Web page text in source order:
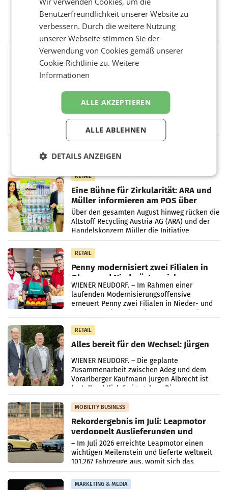
BEWERTEN SIE DIESEN ARTIKEL
FacebookTwitter
RETAIL
Eine Bühne für Zirkularität: ARA und
Müller informieren am POS über
Kreislauffähigkeit
Über den gesamten August hinweg rücken die
Altstoff Recycling Austria AG (ARA) und der
Handelskonzern Müller die Initiative
„Kreislauf-Helden“ in allen österreichischen
Müller-Filialen
RETAIL
Penny modernisiert zwei Filialen in
Ober- und Niederösterreich
WIENER NEUDORF. – Im Rahmen einer
laufenden Modernisierungsoffensive
erneuert Penny zwei Filialen in Nieder- und
RETAIL
Alles bereit für den Wechsel: Jürgen
Albrecht setzt ab 1.1.2027 auf Adeg
WIENER NEUDORF. – Die geplante
Zusammenarbeit zwischen Adeg und dem
Vorarlberger Kaufmann Jürgen Albrecht ist
kartellrechtlich freigegeben: Die
Bundeswettbewerbsbehörde und der
Bundeskartellanwalt
MOBILITY BUSINESS
Rekordergebnis im Juli: Leapmotor
verdoppelt Auslieferungen und
überschreitet die 100.000er-Marke
– Im Juli 2026 erreichte Leapmotor einen
wichtigen Meilenstein und lieferte weltweit
101.267 Fahrzeuge aus, womit sich das
Ergebnis gegenüber Juli 2025 mehr als
verdoppelte (+102
MARKETING & MEDIA
Benutzerfreundlichkeit unserer Website zu
verbessern. Durch die weitere Nutzung
unserer Webseite stimmen Sie der
Verwendung von Cookies gemäß unserer
Cookie-Richtlinie zu.Weitere
Informationen
ALLE AKZEPTIEREN
ALLE ABLEHNEN
DETAILS ANZEIGEN